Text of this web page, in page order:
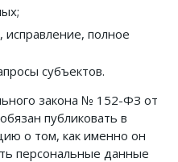
исправление, полное
субъектов.
закона № 152-ФЗ от
публиковать в
о том, как именно он
персональные данные